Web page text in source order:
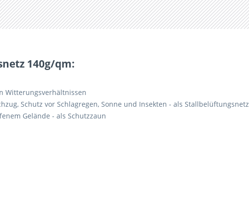
140g/qm:
Witterungsverhältnissen
Schutz vor Schlagregen, Sonne und Insekten - als Stallbelüftungsnetz
Gelände - als Schutzzaun